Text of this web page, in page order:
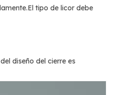
tipo de licor debe
diseño del cierre es